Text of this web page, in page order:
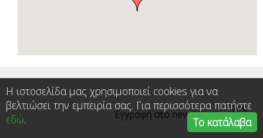
Εγγραφή στο newsletter
Η ιστοσελίδα μας χρησιμοποιεί cookies για να
βελτιώσει την εμπειρία σας. Για περισσότερα πατήστε
εδώ. Το κατάλαβα